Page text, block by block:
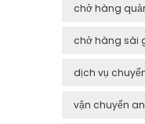
chở hàng
chở hàng sài
dịch vụ
vận chuyển